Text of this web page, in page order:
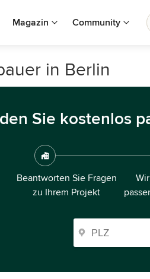
Magazin Community
in Berlin
Sie kostenlos
Beantworten Sie Fragen
zu Ihrem Projekt